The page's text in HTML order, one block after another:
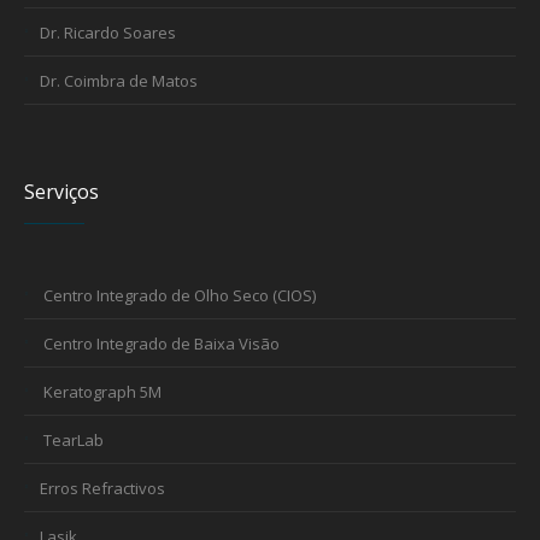
Dr. Ricardo Soares
Dr. Coimbra de Matos
Serviços
Centro Integrado de Olho Seco (CIOS)
Centro Integrado de Baixa Visão
Keratograph 5M
TearLab
Erros Refractivos